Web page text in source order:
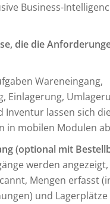
Business-
die die
Wareneingang,
Einlagerung,
Inventur lassen sich
in mobilen Modulen
(optional mit
werden
Mengen erfasst
und